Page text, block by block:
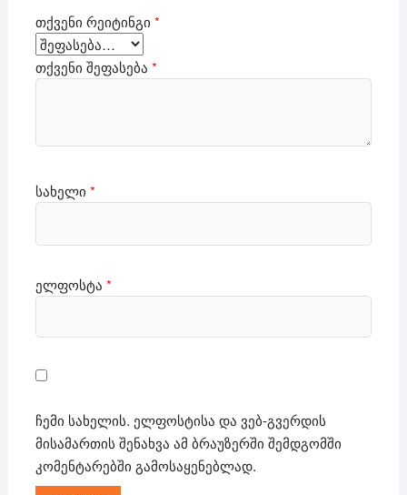
თქვენი რეიტინგი *
თქვენი შეფასება *
სახელი *
ელფოსტა *
ჩემი სახელის. ელფოსტისა და ვებ-გვერდის
მისამართის შენახვა ამ ბრაუზერში შემდგომში
კომენტარებში გამოსაყენებლად.